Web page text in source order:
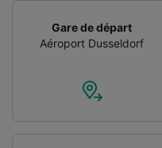
Gare de départ
Aéroport Dusseldorf
précises. Analyser
caractéristiques de
contenu
études d’audience
services.